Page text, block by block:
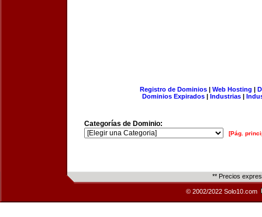
Registro de Dominios| Web Hosting |
Dominios Expirados | Industrias |
Categorías de Dominio:
[Pág.
** Precios
© 2002/2022 Solo10.com